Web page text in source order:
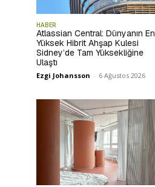
HABER
Atlassian Central: Dünyanın En
Yüksek Hibrit Ahşap Kulesi
Sidney’de Tam Yüksekliğine
Ulaştı
Ezgi Johansson - 6 Ağustos 2026